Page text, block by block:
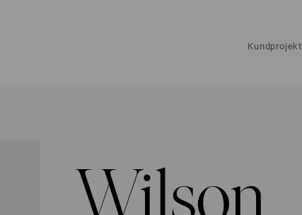
Kundprojekt
Wilson